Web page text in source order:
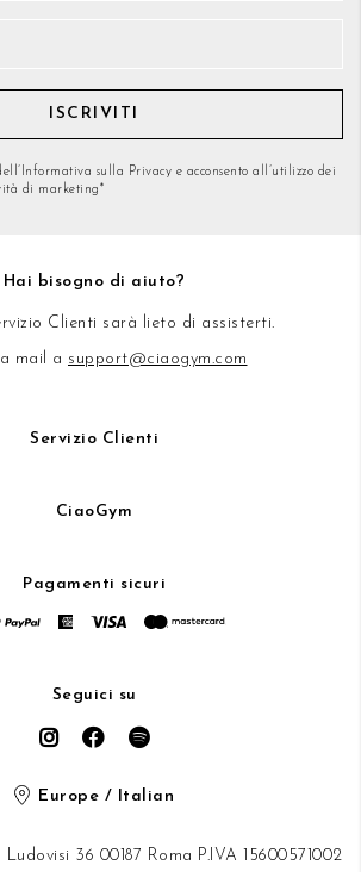
ISCRIVITI
sulla Privacy e acconsento all’utilizzo dei
di marketing*
Hai bisogno di aiuto?
Clienti sarà lieto di assisterti.
mail a support@ciaogym.com
Servizio Clienti
CiaoGym
Pagamenti sicuri
Seguici su
Europe / Italian
36 00187 Roma P.IVA 15600571002